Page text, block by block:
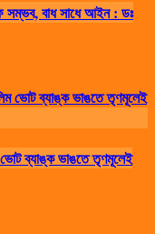
সম্ভব, বাধ সাধে আইন : ডঃ
ব্যাঙ্ক ভাঙতে তৃণমূলেই